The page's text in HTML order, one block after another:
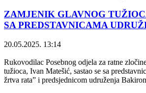
ZAMJENIK GLAVNOG
SA PREDSTAVNICAMA
20.05.2025. 13:14
Rukovodilac Posebnog odjela za ratne
tužioca, Ivan Matešić, sastao se sa
žrtva rata” i predsjednicom udruženja